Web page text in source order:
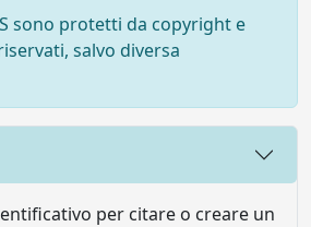
sono protetti da copyright e
salvo diversa
per citare o creare un